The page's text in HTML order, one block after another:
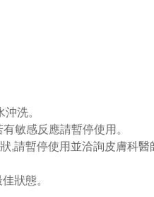
洗。
敏感反應請暫停使用。
,請暫停使用並洽詢皮膚科醫
狀態。